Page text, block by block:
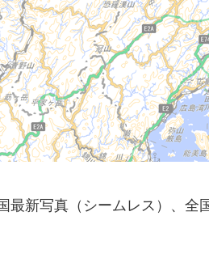
最新写真（シームレス）、全